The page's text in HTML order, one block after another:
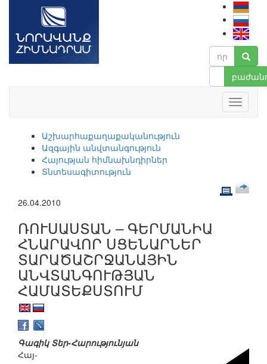
Աշխարհաքաղաքականություն
Ազգային անվտանգություն
Հայության հիմնախնդիրներ
Տնտեսագիտություն
26.04.2010
ՌՈՒՍԱՍՏԱՆ – ԳԵՐՄԱՆԻԱ
ՀՆԱՐԱՎՈՐ ՍՑԵՆԱՐՆԵՐ
ՏԱՐԱԾԱՇՐՋԱՆԱՅԻՆ
ԱՆՎՏԱՆԳՈՒԹՅԱՆ
ՀԱՄԱՏԵՔՍՏՈՒՄ
Գագիկ Տեր-Հարությունյան
Հայ-